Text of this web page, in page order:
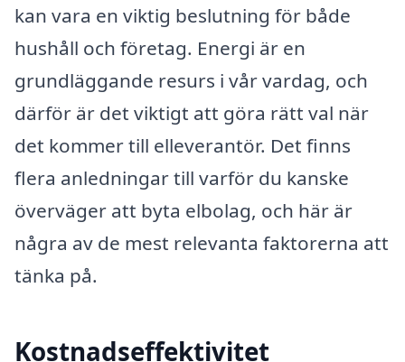
kan vara en viktig beslutning för både
hushåll och företag. Energi är en
grundläggande resurs i vår vardag, och
därför är det viktigt att göra rätt val när
det kommer till elleverantör. Det finns
flera anledningar till varför du kanske
överväger att byta elbolag, och här är
några av de mest relevanta faktorerna att
tänka på.
Kostnadseffektivitet